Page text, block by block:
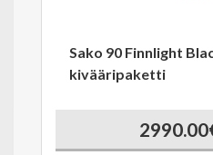
Sako 90 Finnlight
kivääripaketti